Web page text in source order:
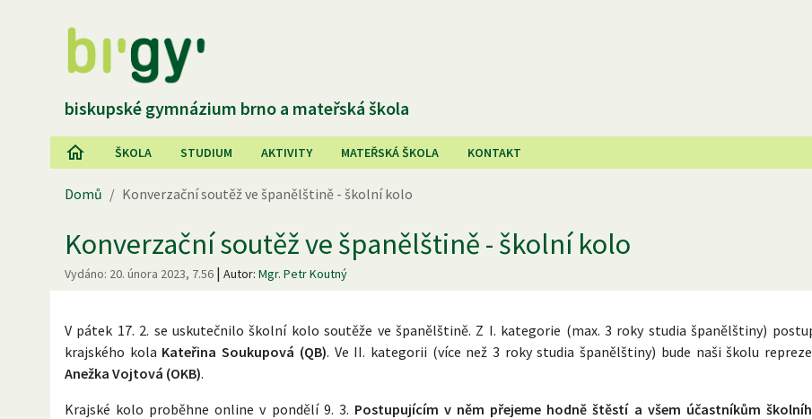
biskupské gymnázium brno a mateřská škola
ŠKOLA STUDIUM AKTIVITY MATEŘSKÁ ŠKOLA KONTAKT
Domů / Konverzační soutěž ve španělštině - školní kolo
Konverzační soutěž ve španělštině - školní kolo
Vydáno: 20. února 2023, 7.56 | Autor: Mgr. Petr Koutný
V pátek 17. 2. se uskutečnilo školní kolo soutěže ve španělštině. Z I. kategorie (max. 3 roky studia španělštiny)
krajského kola Kateřina Soukupová (QB). Ve II. kategorii (více než 3 roky studia španělštiny) bude naši školu
Anežka Vojtová (OKB).
Krajské kolo proběhne online v pondělí 9. 3. Postupujícím v něm přejeme hodně štěstí a všem účastníkům